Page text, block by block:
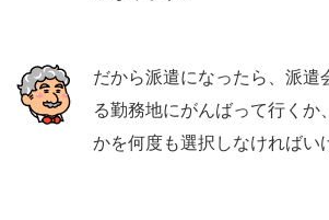
だから派遣になったら、派遣
る勤務地にがんばって行くか
かを何度も選択しなければい